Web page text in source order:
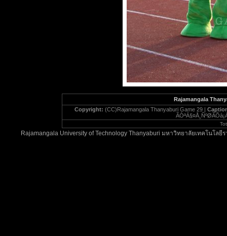
Rajamangala
Copyright: (CC)Rajamangala Thanyaburi Game 29 |
Rajamangala University of Technology Thanyaburi มหาวิทยาลัยเทคโนโ